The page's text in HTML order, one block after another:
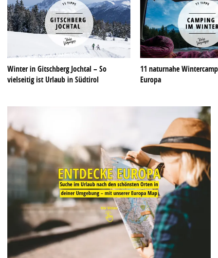
Winter in Gitschberg Jochtal – So
vielseitig ist Urlaub in Südtirol
11 naturnahe
Europa